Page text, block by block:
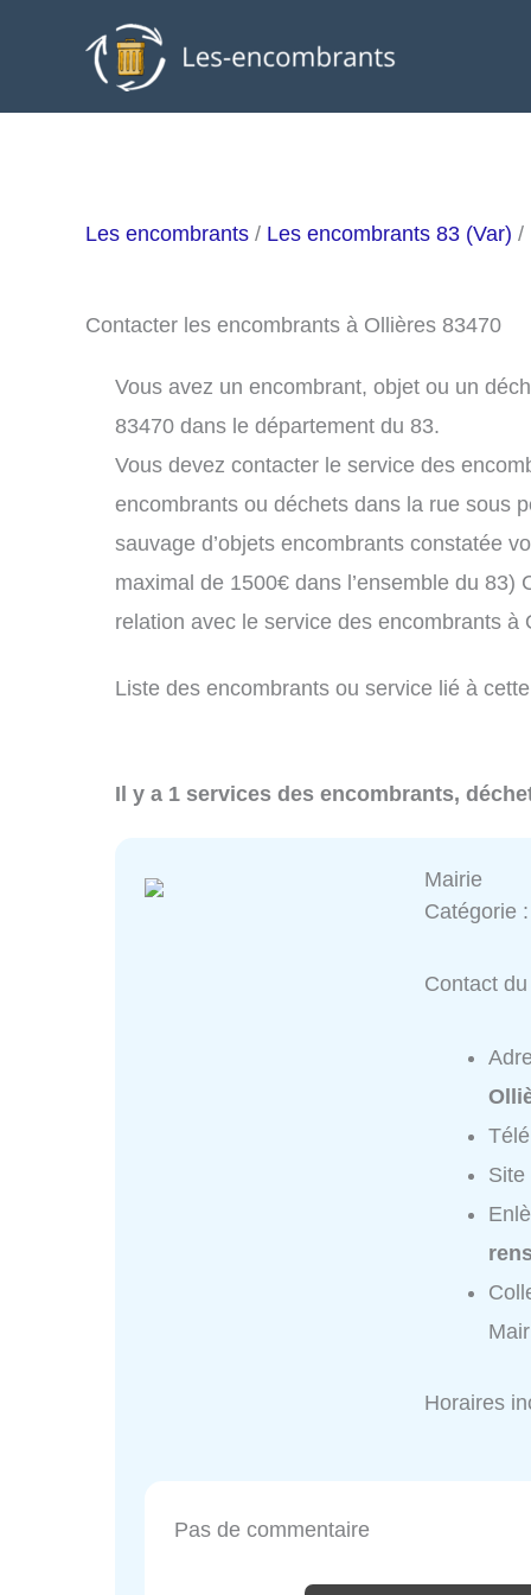
Les encombrants / Les encombrants 83 (Var) /
Contacter les encombrants à Ollières 83470
Vous avez un encombrant, objet ou un
83470 dans le département du 83.
Vous devez contacter le service des
encombrants ou déchets dans la rue sous
sauvage d’objets encombrants constatée
maximal de 1500€ dans l’ensemble du
relation avec le service des encombrants à
Liste des encombrants ou service lié à
Il y a 1 services des encombrants,
Mairie
Catégorie
Contact
Horaires
Pas de commentaire